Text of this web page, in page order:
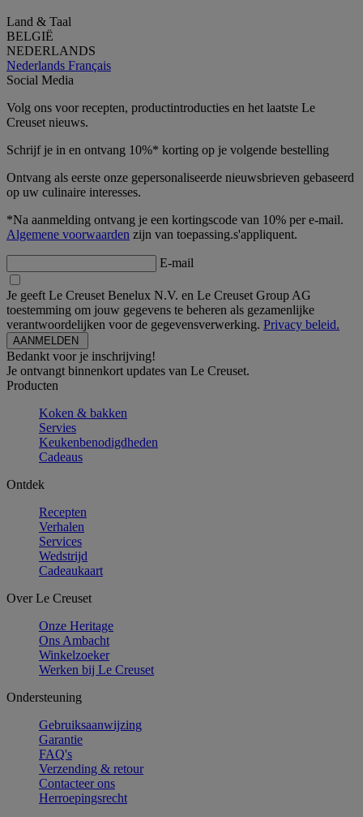
Land & Taal
BELGIË
NEDERLANDS
Nederlands Français
Social Media
Volg ons voor recepten, productintroducties en het laatste Le
Creuset nieuws.
Schrijf je in en ontvang 10%* korting op je volgende bestelling
Ontvang als eerste onze gepersonaliseerde nieuwsbrieven gebaseerd
op uw culinaire interesses.
*Na aanmelding ontvang je een kortingscode van 10% per e-mail.
Algemene voorwaarden zijn van toepassing.s'appliquent.
E-mail
Je geeft Le Creuset Benelux N.V. en Le Creuset Group AG
toestemming om jouw gegevens te beheren als gezamenlijke
verantwoordelijken voor de gegevensverwerking. Privacy beleid.
Bedankt voor je inschrijving!
Je ontvangt binnenkort updates van Le Creuset.
Producten
Koken & bakken
Servies
Keukenbenodigdheden
Cadeaus
Ontdek
Recepten
Verhalen
Services
Wedstrijd
Cadeaukaart
Over Le Creuset
Onze Heritage
Ons Ambacht
Winkelzoeker
Werken bij Le Creuset
Ondersteuning
Gebruiksaanwijzing
Garantie
FAQ's
Verzending & retour
Contacteer ons
Herroepingsrecht